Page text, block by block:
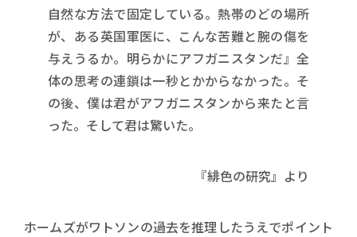
自然な方法で固定している。熱帯のどの場所
が、ある英国軍医に、こんな苦難と腕の傷を
与えうるか。明らかにアフガニスタンだ』全
体の思考の連鎖は一秒とかからなかった。そ
の後、僕は君がアフガニスタンから来たと言
った。そして君は驚いた。
『緋色の研究』より
ホームズがワトソンの過去を推理したうえでポイント